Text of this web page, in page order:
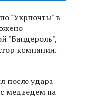
"Укрпочты" в
"Бандероль",
компании.
после удара
медведем на